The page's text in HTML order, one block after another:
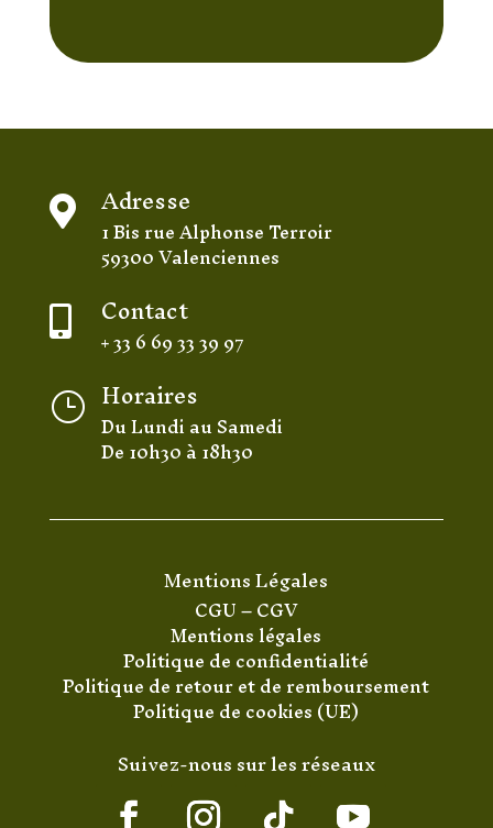
 Adresse
1 Bis rue Alphonse Terroir
59300 Valenciennes
 Contact
+ 33 6 69 33 39 97
} Horaires
Du Lundi au Samedi
De 10h30 à 18h30
Mentions Légales
CGU–CGV
Mentions légales
Politique de confidentialité
Politique de retour et de remboursement
Politique de cookies (UE)
Suivez-nous sur les réseaux